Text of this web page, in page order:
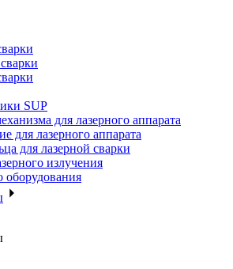
SUP
для лазерного аппарата
для лазерного аппарата
для лазерной сварки
излучения
оборудования